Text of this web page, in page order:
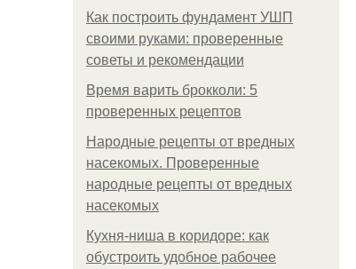
Как построить фундамент УШП
своими руками: проверенные
советы и рекомендации
Время варить брокколи: 5
проверенных рецептов
Народные рецепты от вредных
насекомых. Проверенные
народные рецепты от вредных
насекомых
Кухня-ниша в коридоре: как
обустроить удобное рабочее